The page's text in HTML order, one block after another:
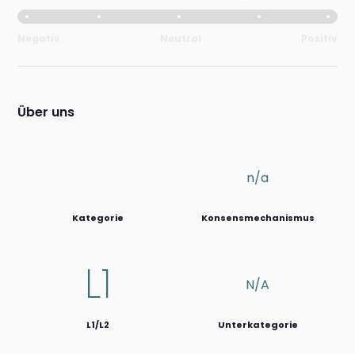
Über uns
Kategorie
n/a
Konsensmechanismus
L1
L1/L2
N/a
Unterkategorie